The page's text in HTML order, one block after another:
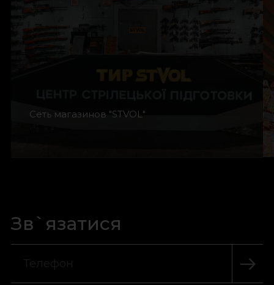
Сеть магазинов "STVOL"
Зв`язатися